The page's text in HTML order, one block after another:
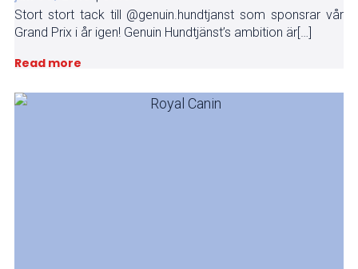
Stort stort tack till @genuin.hundtjanst som sponsrar vår
Grand Prix i år igen! Genuin Hundtjänst’s ambition är[…]
Read more